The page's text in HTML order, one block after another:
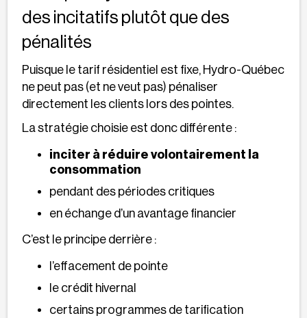
des incitatifs plutôt que des
pénalités
Puisque le tarif résidentiel est fixe, Hydro-Québec
ne peut pas (et ne veut pas) pénaliser
directement les clients lors des pointes.
La stratégie choisie est donc différente :
inciter à réduire volontairement la
consommation
pendant des périodes critiques
en échange d’un avantage financier
C’est le principe derrière :
l’effacement de pointe
le crédit hivernal
certains programmes de tarification